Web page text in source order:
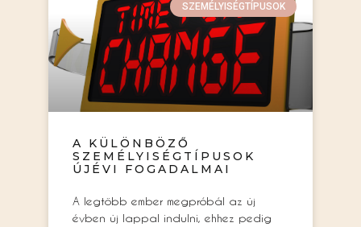
SZEMÉLYISÉGTÍPUSOK
A KÜLÖNBÖZŐ
SZEMÉLYISÉGTÍPUSOK
ÚJÉVI FOGADALMAI
A legtöbb ember megpróbál az új
évben új lappal indulni, ehhez pedig